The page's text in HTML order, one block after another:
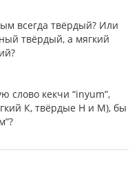
всегда твёрдый? Или
твёрдый, а мягкий
слово кекчи “inyum”,
К, твёрдые Н и М), бы